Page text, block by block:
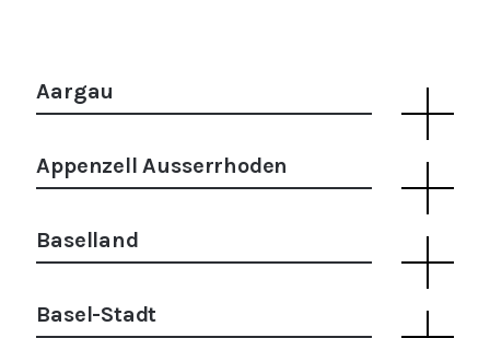
Aargau
Appenzell Ausserrhoden
Baselland
Basel-Stadt